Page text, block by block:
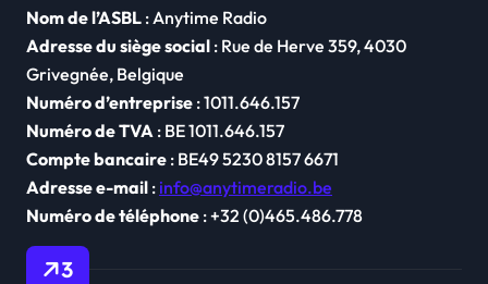
a
r
t
i
c
l
e
Nom de l’ASBL : Anytime Radio
Adresse du siège social : Rue de Herve 359, 4030
Grivegnée, Belgique
Numéro d’entreprise : 1011.646.157
Numéro de TVA : BE 1011.646.157
Compte bancaire : BE49 5230 8157 6671
Adresse e-mail : info@anytimeradio.be
Numéro de téléphone : +32 (0)465.486.778
3